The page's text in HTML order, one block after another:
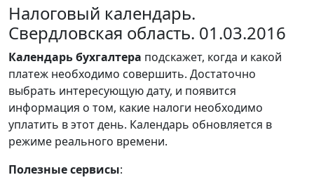
Налоговый календарь.
Свердловская область. 01.03.2016
Календарьбухгалтера подскажет, когда и какой
платеж необходимо совершить. Достаточно
выбрать интересующую дату, и появится
информация о том, какие налоги необходимо
уплатить в этот день. Календарь обновляется в
режиме реального времени.
Полезные сервисы: